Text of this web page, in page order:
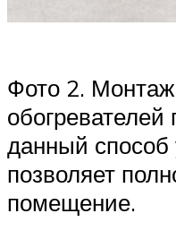
Фото 2.
данный способ
позволяет
помещение.